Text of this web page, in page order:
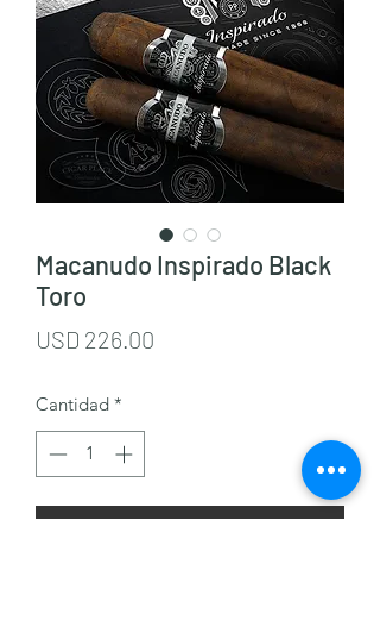
Macanudo Inspirado Black
Toro
USD 226.00
Cantidad *